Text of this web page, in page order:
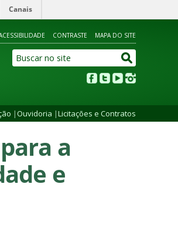
Canais
CONTRASTE MAPA DO SITE
|Ouvidoria |Licitações e Contratos
a
e